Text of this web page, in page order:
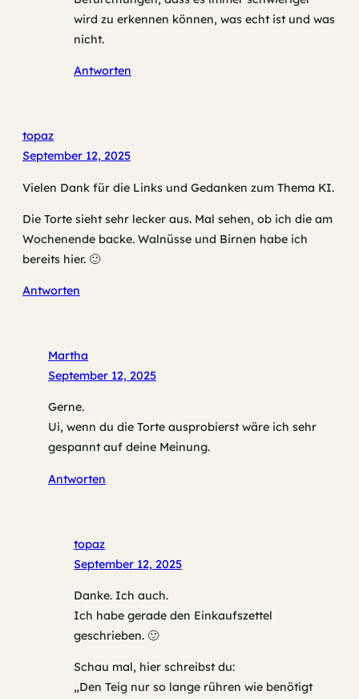
wird zu erkennen können, was echt ist und was
nicht.
Antworten
topaz
September 12, 2025
Vielen Dank für die Links und Gedanken zum Thema KI.
Die Torte sieht sehr lecker aus. Mal sehen, ob ich die am
Wochenende backe. Walnüsse und Birnen habe ich
bereits hier. 🙂
Antworten
Martha
September 12, 2025
Gerne.
Ui, wenn du die Torte ausprobierst wäre ich sehr
gespannt auf deine Meinung.
Antworten
topaz
September 12, 2025
Danke. Ich auch.
Ich habe gerade den Einkaufszettel
geschrieben. 🙂
Schau mal, hier schreibst du:
„Den Teig nur so lange rühren wie benötigt